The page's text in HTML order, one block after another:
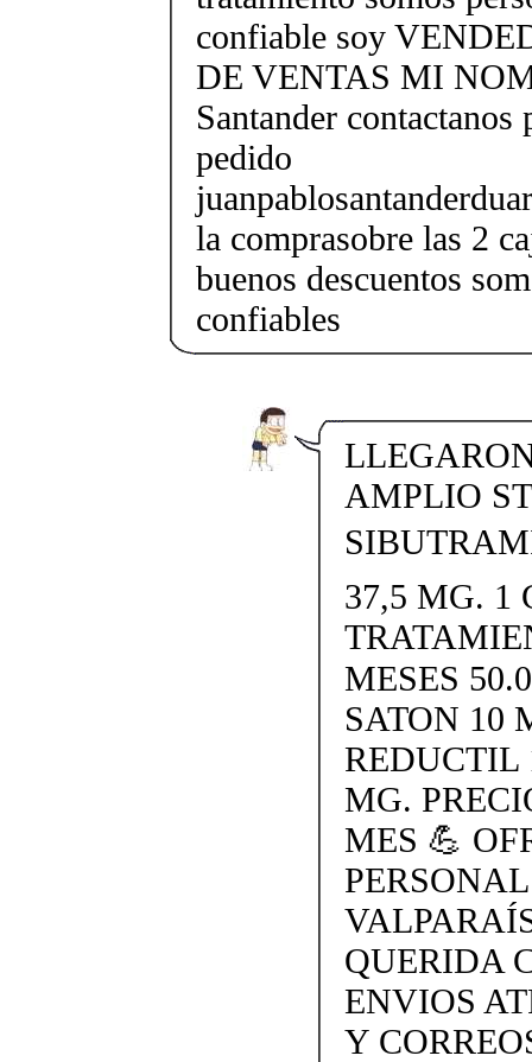
confiable soy
DE VENTAS MI
Santander contactanos
pedido
la comprasobre las 2
buenos descuentos
confiables
AMPLIO
37,5 MG. 1
MESES
SATON 10
REDUCTIL
MG.
MES 💪
QUERIDA
ENVIOS
Y